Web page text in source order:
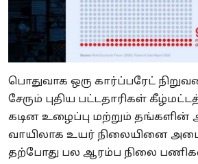
பொதுவாக ஒரு கார்ப்பரேட்
சேரும் புதிய பட்டதாரிகள்
கடின உழைப்பு மற்றும் தங்களின்
வாயிலாக உயர் நிலையினை
தற்போது பல ஆரம்ப நிலை